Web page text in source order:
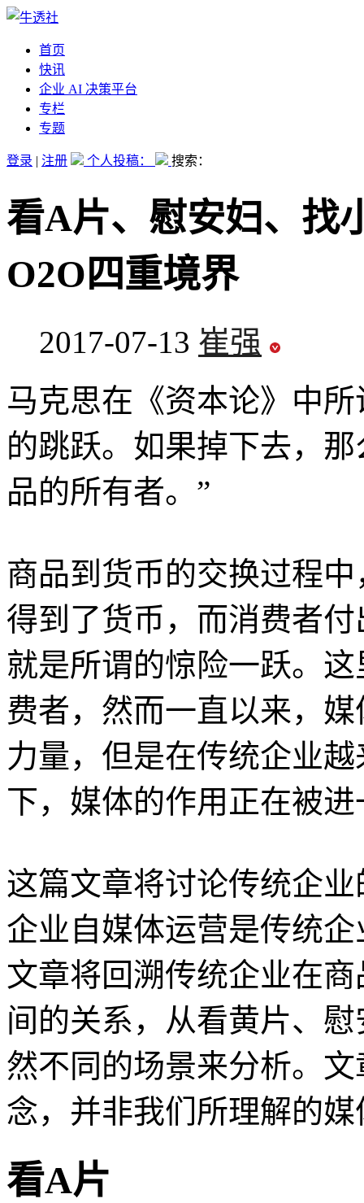
首页
快讯
企业 AI 决策平台
专栏
专题
登录 | 注册 个人投稿： 搜索：
看A片、慰安妇、找
O2O四重境界
2017-07-13 崔强
马克思在《资本论》中
的跳跃。如果掉下去，
品的所有者。”
商品到货币的交换过程
得到了货币，而消费者
就是所谓的惊险一跃。
费者，然而一直以来，
力量，但是在传统企业
下，媒体的作用正在被
这篇文章将讨论传统企
企业自媒体运营是传统
文章将回溯传统企业在
间的关系，从看黄片、
然不同的场景来分析。
念，并非我们所理解的媒
看A片